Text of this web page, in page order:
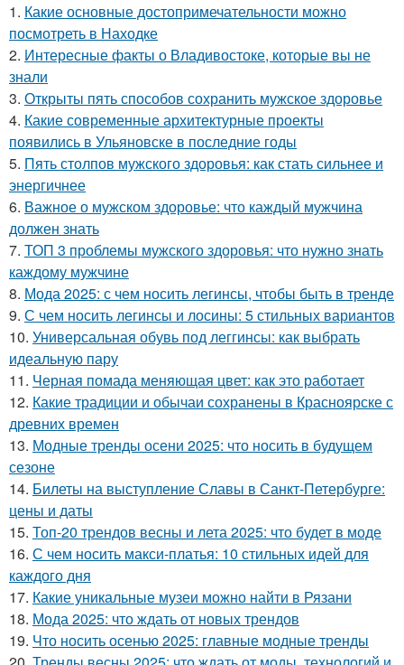
1. Какие основные достопримечательности можно
посмотреть в Находке
2. Интересные факты о Владивостоке, которые вы не
знали
3. Открыты пять способов сохранить мужское здоровье
4. Какие современные архитектурные проекты
появились в Ульяновске в последние годы
5. Пять столпов мужского здоровья: как стать сильнее и
энергичнее
6. Важное о мужском здоровье: что каждый мужчина
должен знать
7. ТОП 3 проблемы мужского здоровья: что нужно знать
каждому мужчине
8. Мода 2025: с чем носить легинсы, чтобы быть в тренде
9. С чем носить легинсы и лосины: 5 стильных вариантов
10. Универсальная обувь под леггинсы: как выбрать
идеальную пару
11. Черная помада меняющая цвет: как это работает
12. Какие традиции и обычаи сохранены в Красноярске с
древних времен
13. Модные тренды осени 2025: что носить в будущем
сезоне
14. Билеты на выступление Славы в Санкт-Петербурге:
цены и даты
15. Топ-20 трендов весны и лета 2025: что будет в моде
16. С чем носить макси-платья: 10 стильных идей для
каждого дня
17. Какие уникальные музеи можно найти в Рязани
18. Мода 2025: что ждать от новых трендов
19. Что носить осенью 2025: главные модные тренды